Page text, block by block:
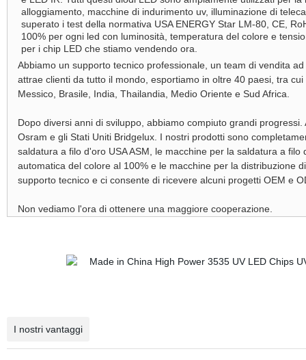
alloggiamento, macchine di indurimento uv, illuminazione di
superato i test della normativa USA ENERGY Star LM-80, CE,
100% per ogni led con luminosità, temperatura del colore e
per i chip LED che stiamo vendendo ora.
Abbiamo un supporto tecnico professionale, un team di vendita
attrae clienti da tutto il mondo, esportiamo in oltre 40 paesi, tra
Messico, Brasile, India, Thailandia, Medio Oriente e Sud Africa.
Dopo diversi anni di sviluppo, abbiamo compiuto grandi
Osram e gli Stati Uniti Bridgelux. I nostri prodotti sono
saldatura a filo d'oro USA ASM, le macchine per la saldatura a
automatica del colore al 100% e le macchine per la distribuzione
supporto tecnico e ci consente di ricevere alcuni progetti OEM e
Non vediamo l'ora di ottenere una maggiore cooperazione.
I nostri vantaggi